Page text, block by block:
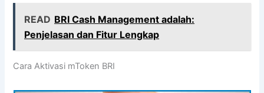
READ BRI Cash Management adalah:
Penjelasan dan Fitur Lengkap
Cara Aktivasi mToken BRI